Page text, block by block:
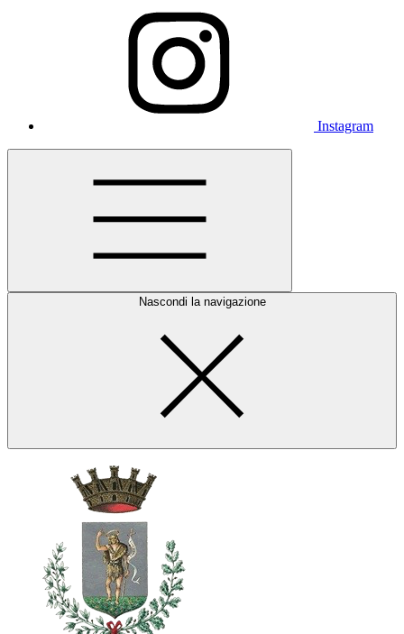
Instagram
Nascondi la navigazione